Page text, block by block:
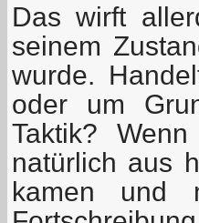
Das wirft
seinem
wurde.
oder um
Taktik?
natürlich aus
kamen und